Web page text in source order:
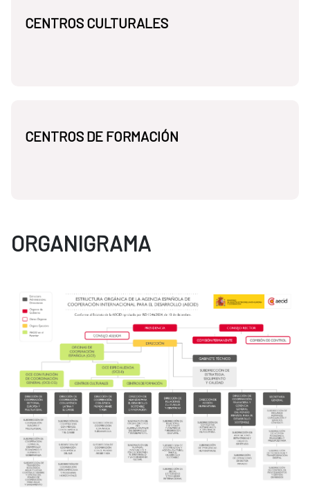
CENTROS CULTURALES
CENTROS DE FORMACIÓN
ORGANIGRAMA